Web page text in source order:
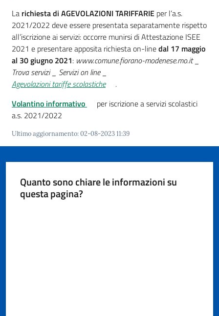
F
i
o
r
a
n
o
T
r
i
s
La richiesta di AGEVOLAZIONI TARIFFARIE per l’a.s.
2021/2022 deve essere presentata separatamente rispetto
all’iscrizione ai servizi: occorre munirsi di Attestazione ISEE
2021 e presentare apposita richiesta on-linedal 17 maggio
al 30 giugno 2021: www.comune.fiorano-modenese.mo.it _
Trova servizi _ Servizi on line _
Agevolazioni tariffe scolastiche
.
Volantino informativo
per iscrizione a servizi scolastici
a.s. 2021/2022
Ultimo aggiornamento:02-08-2023 11:39
Quanto sono chiare le informazioni su
questa pagina?